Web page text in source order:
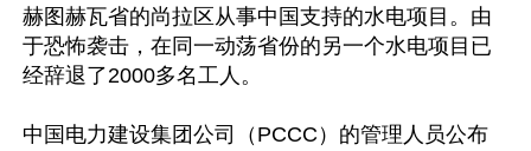
赫图赫瓦省的尚拉区从事中国支持的水电项目。由
于恐怖袭击，在同一动荡省份的另一个水电项目已
经辞退了2000多名工人。
中国电力建设集团公司（PCCC）的管理人员公布